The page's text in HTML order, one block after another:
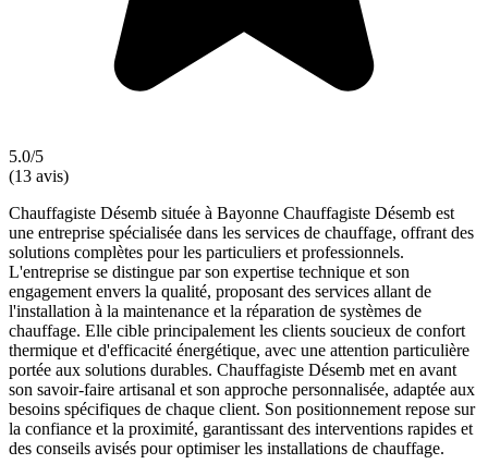
5.0/5
(13 avis)
Chauffagiste Désemb située à Bayonne Chauffagiste Désemb est
une entreprise spécialisée dans les services de chauffage, offrant des
solutions complètes pour les particuliers et professionnels.
L'entreprise se distingue par son expertise technique et son
engagement envers la qualité, proposant des services allant de
l'installation à la maintenance et la réparation de systèmes de
chauffage. Elle cible principalement les clients soucieux de confort
thermique et d'efficacité énergétique, avec une attention particulière
portée aux solutions durables. Chauffagiste Désemb met en avant
son savoir-faire artisanal et son approche personnalisée, adaptée aux
besoins spécifiques de chaque client. Son positionnement repose sur
la confiance et la proximité, garantissant des interventions rapides et
des conseils avisés pour optimiser les installations de chauffage.